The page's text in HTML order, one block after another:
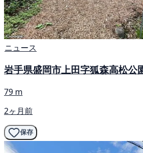
ニュース
岩手県盛岡市上田字狐森高松公
79 m
2ヶ月前
保存